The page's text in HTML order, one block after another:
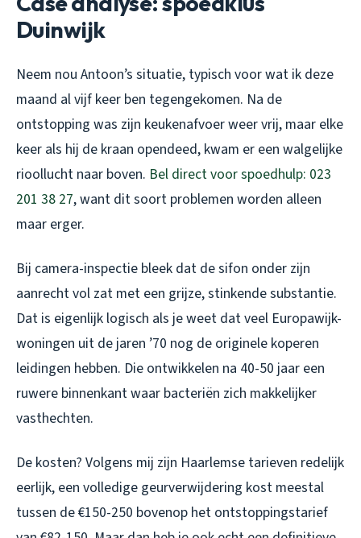
Duinwijk
Neem nou Antoon’s situatie, typisch voor wat ik deze
maand al vijf keer ben tegengekomen. Na de
ontstopping was zijn keukenafvoer weer vrij, maar elke
keer als hij de kraan opendeed, kwam er een walgelijke
rioollucht naar boven. Bel direct voor spoedhulp: 023
201 38 27, want dit soort problemen worden alleen
maar erger.
Bij camera-inspectie bleek dat de sifon onder zijn
aanrecht vol zat met een grijze, stinkende substantie.
Dat is eigenlijk logisch als je weet dat veel Europawijk-
woningen uit de jaren ’70 nog de originele koperen
leidingen hebben. Die ontwikkelen na 40-50 jaar een
ruwere binnenkant waar bacteriën zich makkelijker
vasthechten.
De kosten? Volgens mij zijn Haarlemse tarieven redelijk
eerlijk, een volledige geurverwijdering kost meestal
tussen de €150-250 bovenop het ontstoppingstarief